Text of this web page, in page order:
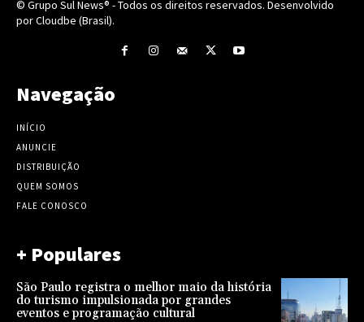
© Grupo Sul News® - Todos os direitos reservados. Desenvolvido
por Cloudbe (Brasil).
Navegação
INÍCIO
ANUNCIE
DISTRIBUIÇÃO
QUEM SOMOS
FALE CONOSCO
+ Populares
São Paulo registra o melhor maio da história
do turismo impulsionada por grandes
eventos e programação cultural